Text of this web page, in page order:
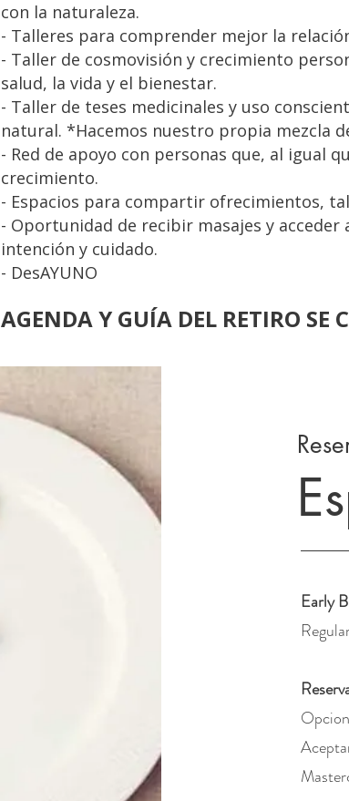
con la naturaleza.
- Talleres para comprender mejor la
- Taller de cosmovisión y crecimiento
salud, la vida y el bienestar.
- Taller de teses medicinales y uso
natural. *Hacemos nuestro propia mezcla
- Red de apoyo con personas que, al igual
crecimiento.
- Espacios para compartir ofrecimientos,
- Oportunidad de recibir masajes y
intención y cuidado.
- DesAYUNO
AGENDA Y GUÍA DEL RETIRO SE
Early